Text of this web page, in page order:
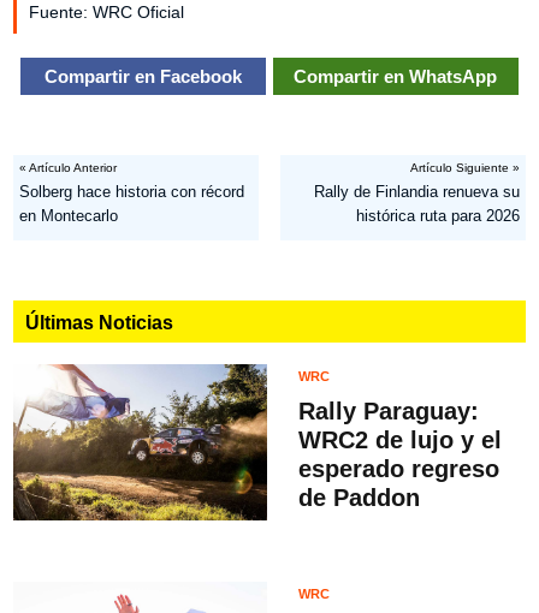
Fuente: WRC Oficial
Compartir en Facebook Compartir en WhatsApp
« Artículo Anterior
Solberg hace historia con récord
en Montecarlo
Artículo Siguiente »
Rally de Finlandia renueva su
histórica ruta para 2026
Últimas Noticias
WRC
Rally Paraguay:
WRC2 de lujo y el
esperado regreso
de Paddon
WRC